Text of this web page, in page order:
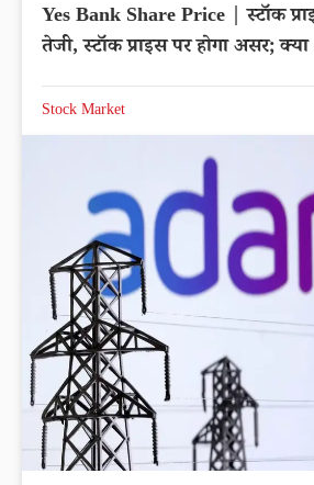
Yes Bank Share Price | स्टॉक
तेजी, स्टॉक प्राइस पर होगा असर;
Stock Market